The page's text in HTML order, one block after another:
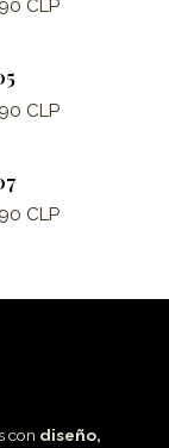
CLP
CLP
CLP
con diseño,